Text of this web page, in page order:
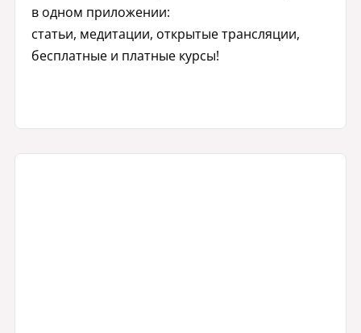
в одном приложении:
статьи, медитации, открытые трансляции,
бесплатные и платные курсы!